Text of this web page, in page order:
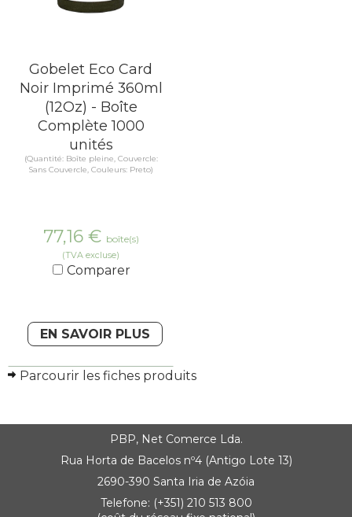
Gobelet Eco Card
Noir Imprimé 360ml
(12Oz) - Boîte
Complète 1000
unités
(Quantité: Boîte pleine, Couvercle:
Sans Couvercle, Couleurs: Preto)
77,16 € boîte(s)
(TVA excluse)
Comparer
EN SAVOIR PLUS
Parcourir les fiches produits
PBP, Net Comerce Lda.
Rua Horta de Bacelos nº4 (Antigo Lote 13)
2690-390 Santa Iria de Azóia
Telefone: (+351) 210 513 800